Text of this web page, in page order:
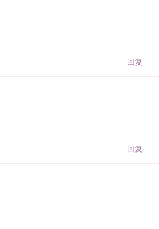
回复
回复